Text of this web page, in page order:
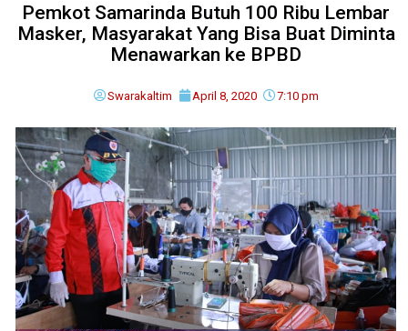
Pemkot Samarinda Butuh 100 Ribu Lembar
Masker, Masyarakat Yang Bisa Buat Diminta
Menawarkan ke BPBD
Swarakaltim April 8, 2020 7:10 pm